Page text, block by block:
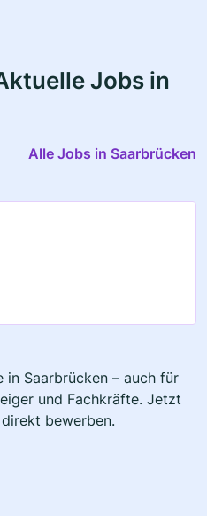
Jobs in
Alle Jobs in Saarbrücken
in Saarbrücken – auch für
und Fachkräfte. Jetzt
bewerben.